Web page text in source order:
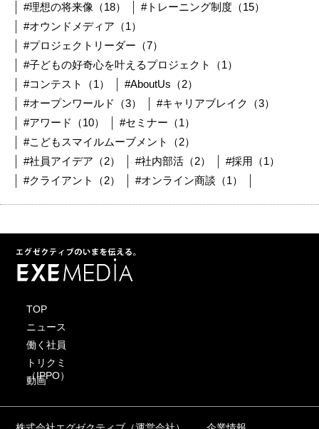
#理想の将来像（18）
#トレーニング制度（15）
#オウンドメディア（1）
#プロジェクトリーダー（7）
#子どもの好奇心を叶えるプロジェクト（1）
#コンテスト（1）
#AboutUs（2）
#オープンワールド（3）
#キャリアブレイク（3）
#アワード（10）
#セミナー（1）
#こどもスマイルムーブメント（2）
#社員アイデア（2）
#社内部活（2）
#採用（1）
#クライアント（2）
#オンライン商談（1）
TOP
ニュース
働く社員
トリクミ
（IPPO）
動画